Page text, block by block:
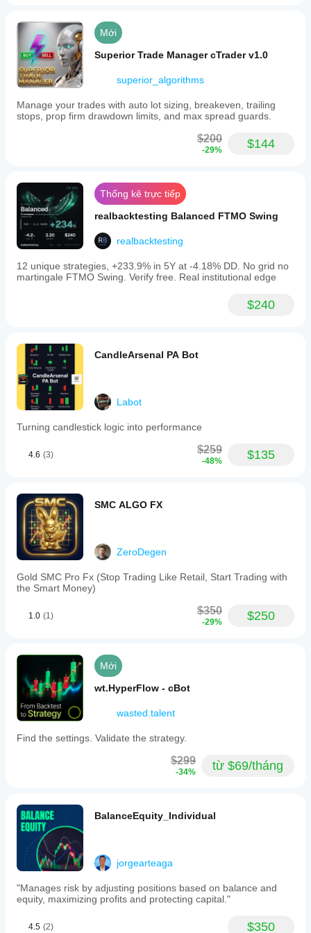
cTrader
dành cho
Windows
và Mac.
hóa
được
cung
cấp.
vào
điều
kiện
của
nhà
môi
giới,
mức
chênh
Việc
thử
nghiệm
bot
trong
môi
trường
hiểu rõ
cách
thức
hoạt
động
của nó
trong
Mới
Superior Trade Manager cTrader v1.0
superior_algorithms
Manage your trades with auto lot sizing, breakeven, trailing
stops, prop firm drawdown limits, and max spread guards.
$200
-29% $144
Thống kê trực tiếp
realbacktesting Balanced FTMO Swing
realbacktesting
12 unique strategies, +233.9% in 5Y at -4.18% DD. No grid no
martingale FTMO Swing. Verify free. Real institutional edge
$240
CandleArsenal PA Bot
Labot
Turning candlestick logic into performance
4.6 (3) $259
-48% $135
SMC ALGO FX
ZeroDegen
Gold SMC Pro Fx (Stop Trading Like Retail, Start Trading with
the Smart Money)
1.0 (1) $350
-29% $250
Mới
wt.HyperFlow - cBot
wasted.talent
Find the settings. Validate the strategy.
$299
-34% từ $69/tháng
BalanceEquity_Individual
jorgearteaga
"Manages risk by adjusting positions based on balance and
equity, maximizing profits and protecting capital."
4.5 (2) $350